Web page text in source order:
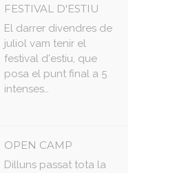
FESTIVAL D'ESTIU
El darrer divendres de
juliol vam tenir el
festival d'estiu, que
posa el punt final a 5
intenses…
OPEN CAMP
Dilluns passat tota la